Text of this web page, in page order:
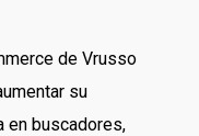
de Vrusso
su
en buscadores,